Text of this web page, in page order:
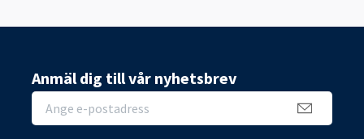
Anmäl dig till vår nyhetsbrev